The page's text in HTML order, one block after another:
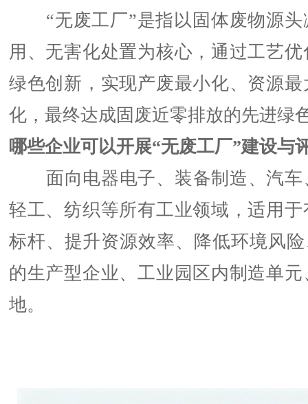
“无废工厂”是指以固体废物源头
用、无害化处置为核心，通过工艺
绿色创新，实现产废最小化、资源
化，最终达成固废近零排放的先进绿
哪些企业可以开展“无废工厂”建设与
面向电器电子、装备制造、汽车
轻工、纺织等所有工业领域，适用
标杆、提升资源效率、降低环境风险
的生产型企业、工业园区内制造单
地。